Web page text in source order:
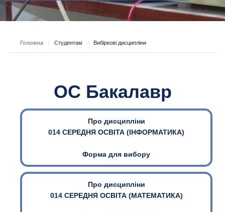
Головна / Студентам / Вибіркові дисципліни
ОС Бакалавр
Про дисципліни
014 СЕРЕДНЯ ОСВІТА (ІНФОРМАТИКА)
Форма для вибору
Про дисципліни
014 СЕРЕДНЯ ОСВІТА (МАТЕМАТИКА)